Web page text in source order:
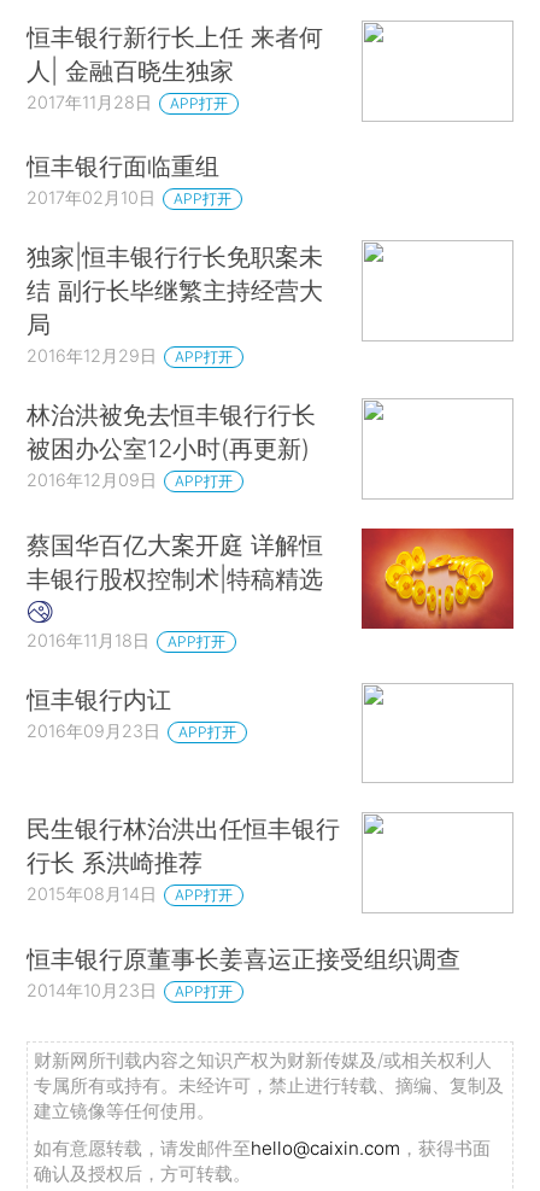
恒丰银行新行长上任 来者何
人| 金融百晓生独家
2017年11月28日 APP打开
恒丰银行面临重组
2017年02月10日 APP打开
独家|恒丰银行行长免职案未
结 副行长毕继繁主持经营大
局
2016年12月29日 APP打开
林治洪被免去恒丰银行行长
被困办公室12小时(再更新)
2016年12月09日 APP打开
蔡国华百亿大案开庭 详解恒
丰银行股权控制术|特稿精选
2016年11月18日 APP打开
恒丰银行内讧
2016年09月23日 APP打开
民生银行林治洪出任恒丰银行
行长 系洪崎推荐
2015年08月14日 APP打开
恒丰银行原董事长姜喜运正接受组织调查
2014年10月23日 APP打开
财新网所刊载内容之知识产权为财新传媒及/或相关权利人
专属所有或持有。未经许可，禁止进行转载、摘编、复制及
建立镜像等任何使用。
如有意愿转载，请发邮件至hello@caixin.com ，获得书面
确认及授权后，方可转载。